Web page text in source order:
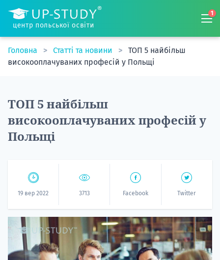
центр польської освіти
1
Головна Статті та новини
ТОП 5 найбільш
високооплачуваних професій у Польщі
ТОП 5 найбільш
високооплачуваних професій у
Польщі
19 вер 2022 3713 Facebook Twitter